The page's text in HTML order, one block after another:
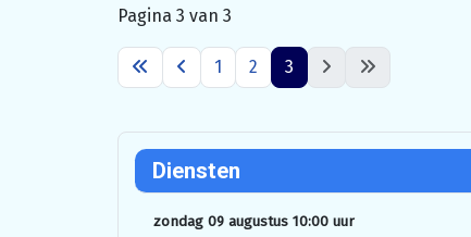
Diensten
zondag 09 augustus 10:00 uur
Pagina 3 van 3
1 2 3